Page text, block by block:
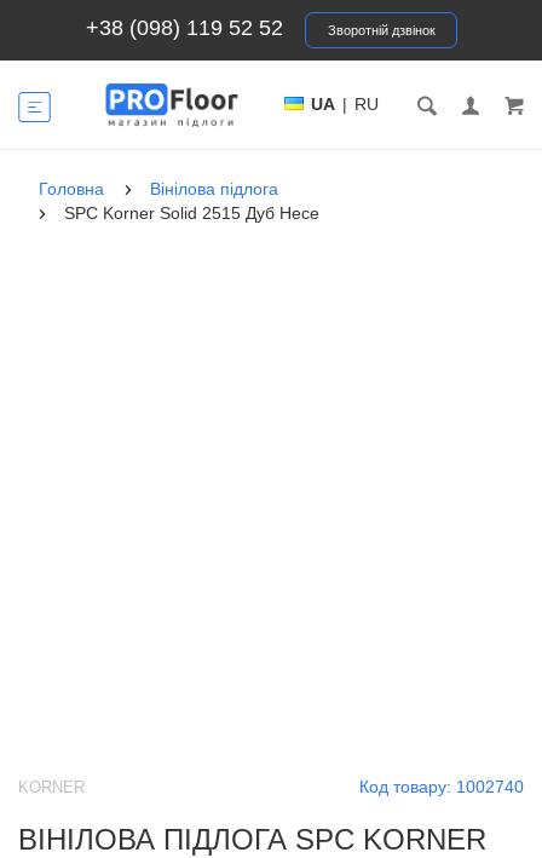
+38 (098) 119 52 52 Зворотній дзвінок
UA | RU
Головна
Вінілова підлога
SPC Korner Solid 2515 Дуб Несе
Код товару: 1002740
KORNER
ВІНІЛОВА ПІДЛОГА SPC KORNER